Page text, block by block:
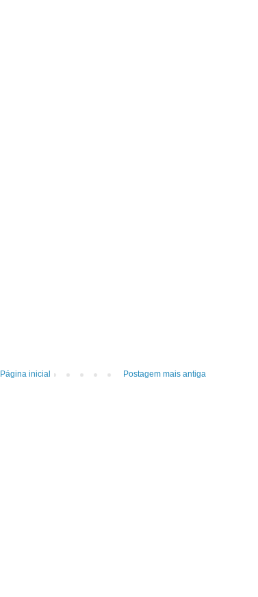
Postagem mais antiga
Página inicial